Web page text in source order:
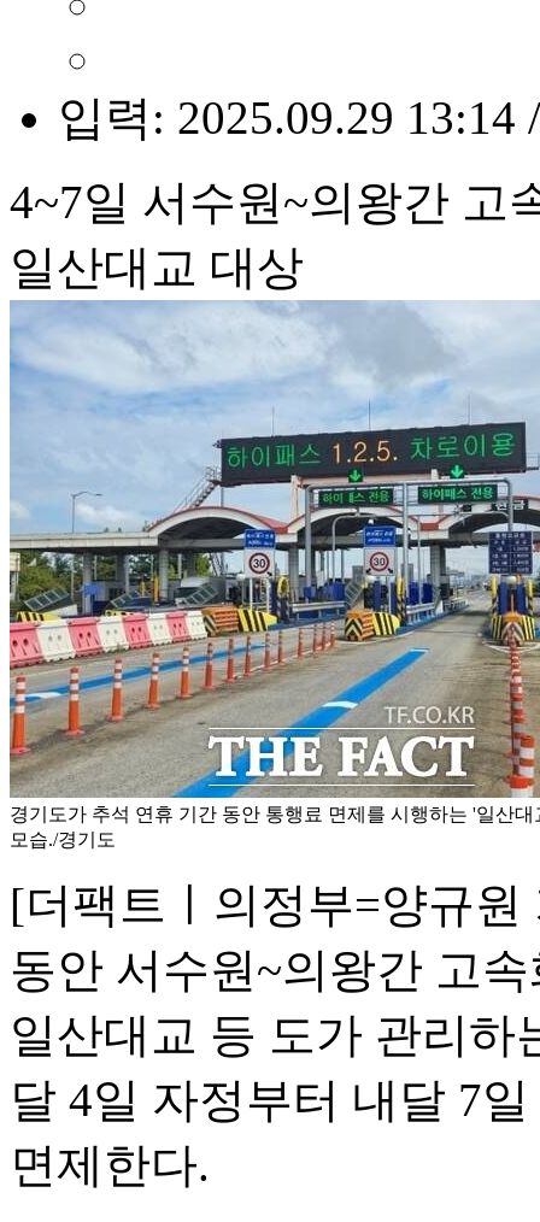
입력: 2025.09.29 13:14
4~7일 서수원~의왕간 고
일산대교 대상
경기도가 추석 연휴 기간 동안 통행료 면제를 시행하는 '일산
모습./경기도
[더팩트ㅣ의정부=양규
동안 서수원~의왕간 고
일산대교 등 도가 관리하
달 4일 자정부터 내달 7
면제한다.